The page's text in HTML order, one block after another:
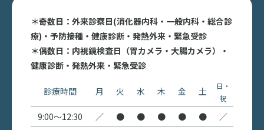
＊奇数日：外来診察日(消化器内科・一般内科・総合診
療)・予防接種・健康診断・発熱外来・緊急受診
＊偶数日：内視鏡検査日（胃カメラ・大腸カメラ）・
健康診断・発熱外来・緊急受診
診療時間 月 火 水 木 金 土
日・
祝
9:00〜12:30 ／ ● ● ● ● ●
／